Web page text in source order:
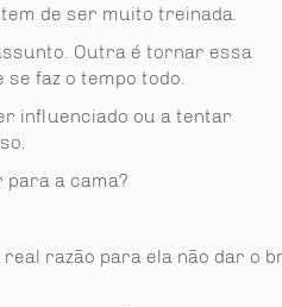
de ser muito treinada.
Outra é tornar essa
faz o tempo todo.
influenciado ou a tentar
para a cama?
razão para ela não dar o